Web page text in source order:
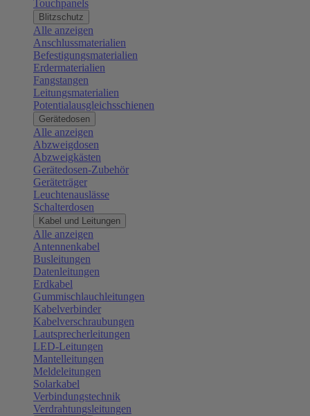
Touchpanels
Blitzschutz
Alle anzeigen
Anschlussmaterialien
Befestigungsmaterialien
Erdermaterialien
Fangstangen
Leitungsmaterialien
Potentialausgleichsschienen
Gerätedosen
Alle anzeigen
Abzweigdosen
Abzweigkästen
Gerätedosen-Zubehör
Geräteträger
Leuchtenauslässe
Schalterdosen
Kabel und Leitungen
Alle anzeigen
Antennenkabel
Busleitungen
Datenleitungen
Erdkabel
Gummischlauchleitungen
Kabelverbinder
Kabelverschraubungen
Lautsprecherleitungen
LED-Leitungen
Mantelleitungen
Meldeleitungen
Solarkabel
Verbindungstechnik
Verdrahtungsleitungen